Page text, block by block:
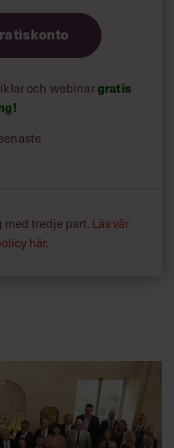
och webinargratis
tredje part. Läs vår
här.